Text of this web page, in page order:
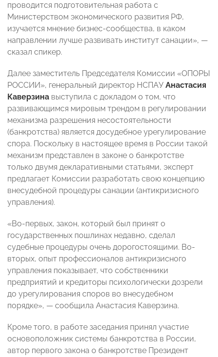
проводится подготовительная работа с
Министерством экономического развития РФ,
изучается мнение бизнес-сообщества, в каком
направлении лучше развивать институт санации», —
сказал спикер.
Далее заместитель Председателя Комиссии «ОПОРЫ
РОССИИ», генеральный директор НСПАУ Анастасия
Каверзина выступила с докладом о том, что
развивающимся мировым трендом в регулировании
механизма разрешения несостоятельности
(банкротства) является досудебное урегулирование
спора. Поскольку в настоящее время в России такой
механизм представлен в законе о банкротстве
только двумя декларативными статьями, эксперт
предлагает Комиссии разработать свою концепцию
внесудебной процедуры санации (антикризисного
управления).
«Во-первых, закон, который был принят о
государственных пошлинах недавно, сделал
судебные процедуры очень дорогостоящими. Во-
вторых, опыт профессионалов антикризисного
управления показывает, что собственники
предприятий и кредиторы психологически дозрели
до урегулирования споров во внесудебном
порядке», — сообщила Анастасия Каверзина.
Кроме того, в работе заседания принял участие
основоположник системы банкротства в России,
автор первого закона о банкротстве Президент